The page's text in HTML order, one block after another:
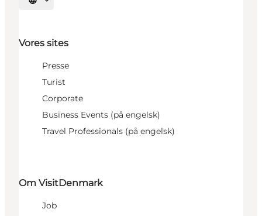
Vælg sprog
Vores sites
Presse
Turist
Corporate
Business Events (på engelsk)
Travel Professionals (på engelsk)
Om VisitDenmark
Job